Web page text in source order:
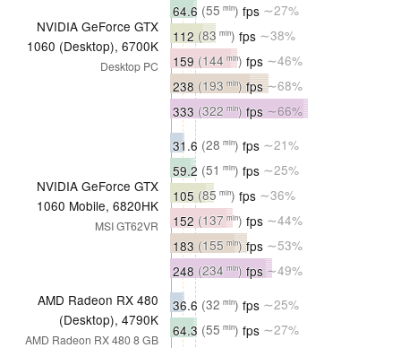
NVIDIA GeForce GTX
1060 (Desktop), 6700K
Desktop PC
64.6 (55 min) fps ∼27%
112 (83 min) fps ∼38%
159 (144 min) fps ∼46%
238 (193 min) fps∼68%
333 (322 min) fps ∼66%
NVIDIA GeForce GTX
1060 Mobile, 6820HK
MSI GT62VR
31.6 (28 min) fps ∼21%
59.2 (51 min) fps ∼25%
105 (85 min) fps ∼36%
152 (137 min) fps ∼44%
183 (155 min)fps ∼53%
248 (234 min) fps∼49%
AMD Radeon RX 480
(Desktop), 4790K
AMD Radeon RX 480 8 GB
36.6 (32 min) fps ∼25%
64.3 (55 min) fps ∼27%